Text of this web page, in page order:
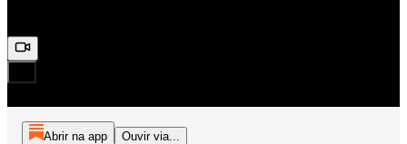
Abrir na app Ouvir via...